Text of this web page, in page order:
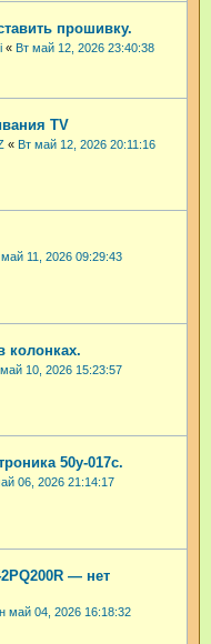
прошивку.
« Вт май 12, 2026 23:40:38
TV
« Вт май 12, 2026 20:11:16
11, 2026 09:29:43
колонках.
10, 2026 15:23:57
50у-017с.
06, 2026 21:14:17
— нет
май 04, 2026 16:18:32